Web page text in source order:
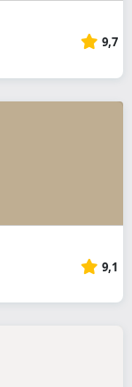
9,7
9,1